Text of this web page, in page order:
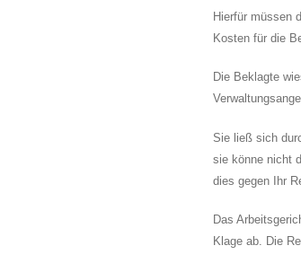
Hierfür müssen
Kosten für die
Die Beklagte
Sie ließ sich
sie könne nicht
dies gegen Ihr
Das
Klage ab. Die